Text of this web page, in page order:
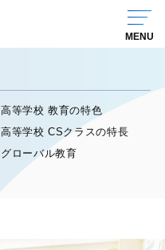
高等学校 教育の特色
高等学校 CSクラスの特長
グローバル教育